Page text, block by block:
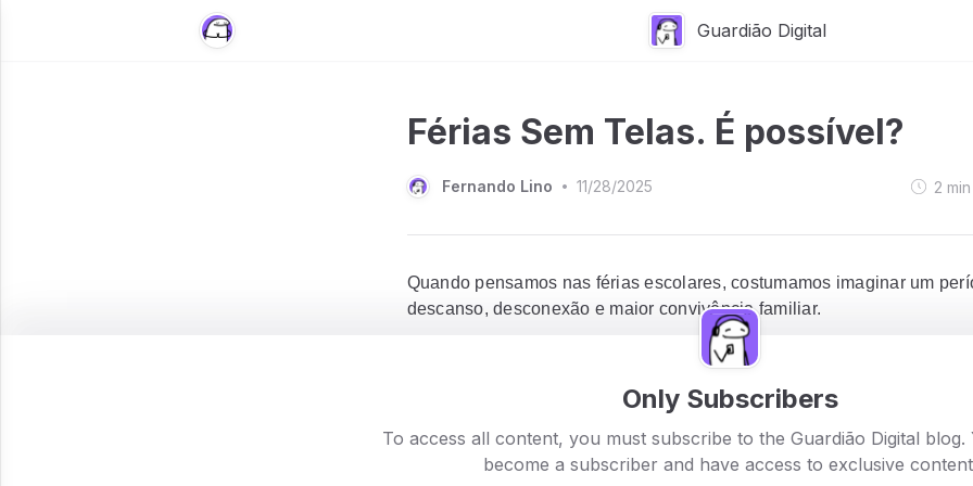
Guardião Digital
Férias Sem Telas. É possível?
Fernando Lino • 11/28/2025 2 min
Quando pensamos nas férias escolares, costumamos imaginar um
descanso, desconexão e maior convivência familiar.
comportamento das crianças e adolescentes:as férias se tornaram
período de aumento no uso de telas — e, com isso, um aumento
Only Subscribers
To access all content, you must subscribe to the Guardião Digital blog.
become a subscriber and have access to exclusive